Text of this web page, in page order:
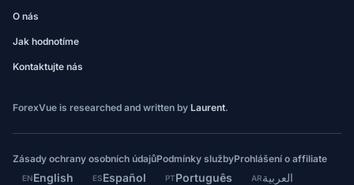
O nás
Jak hodnotíme
Kontaktujte nás
ForexVue is researched and written by Laurent.
Zásady ochrany osobních údajůPodmínky službyProhlášení o affiliate
ENEnglish ESEspañol PTPortuguês ARالعربية